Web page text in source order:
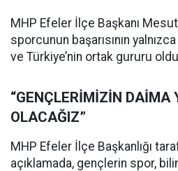
MHP Efeler İlçe Başkanı
sporcunun başarısının
ve Türkiye’nin ortak gururu
“GENÇLERİMİZİN DAİMA
OLACAĞIZ”
MHP Efeler İlçe Başkanlığı
açıklamada, gençlerin spor,